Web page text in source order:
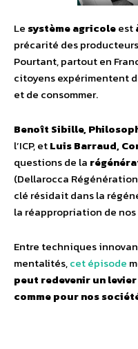
Le système agricoleest
précarité des
Pourtant, partout en
citoyens expérimentent
et de consommer.
Benoît Sibille,
l’ICP, etLuis Barraud,
questions de la
(Dellarocca
clé résidait dans la
la réappropriation de
Entre techniques
mentalités,cet épisode
peut redevenir un
comme pour nos